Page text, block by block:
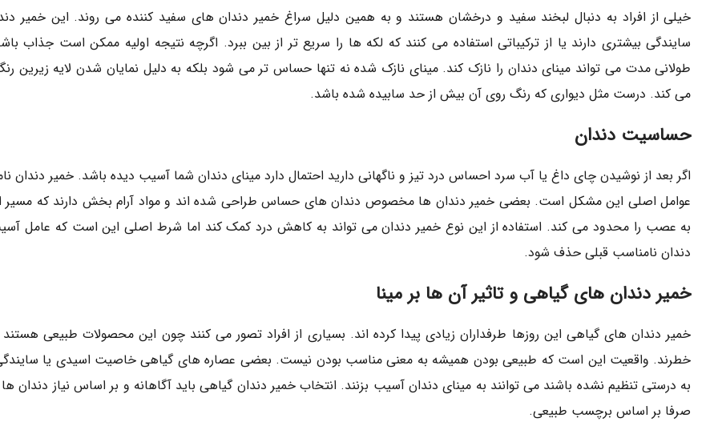
خیلی از افراد به دنبال لبخند سفید و درخشان هستند و به همین دلیل سراغ خمیر دندان های سفید کننده می روند. این خمیر
سایندگی بیشتری دارند یا از ترکیباتی استفاده می کنند که لکه ها را سریع تر از بین ببرد. اگرچه نتیجه اولیه ممکن است جذاب
طولانی مدت می تواند مینای دندان را نازک کند. مینای نازک شده نه تنها حساس تر می شود بلکه به دلیل نمایان شدن لایه زیرین
می کند. درست مثل دیواری که رنگ روی آن بیش از حد سابیده شده باشد.
حساسیت دندان
اگر بعد از نوشیدن چای داغ یا آب سرد احساس درد تیز و ناگهانی دارید احتمال دارد مینای دندان شما آسیب دیده باشد. خمیر دندان
عوامل اصلی این مشکل است. بعضی خمیر دندان ها مخصوص دندان های حساس طراحی شده اند و مواد آرام بخش دارند که مسیر
به عصب را محدود می کند. استفاده از این نوع خمیر دندان می تواند به کاهش درد کمک کند اما شرط اصلی این است که عامل
دندان نامناسب قبلی حذف شود.
خمیر دندان های گیاهی و تاثیر آن ها بر مینا
خمیر دندان های گیاهی این روزها طرفداران زیادی پیدا کرده اند. بسیاری از افراد تصور می کنند چون این محصولات طبیعی
خطرند. واقعیت این است که طبیعی بودن همیشه به معنی مناسب بودن نیست. بعضی عصاره های گیاهی خاصیت اسیدی یا سایندگی
به درستی تنظیم نشده باشند می توانند به مینای دندان آسیب بزنند. انتخاب خمیر دندان گیاهی باید آگاهانه و بر اساس نیاز دندان
صرفا بر اساس برچسب طبیعی.